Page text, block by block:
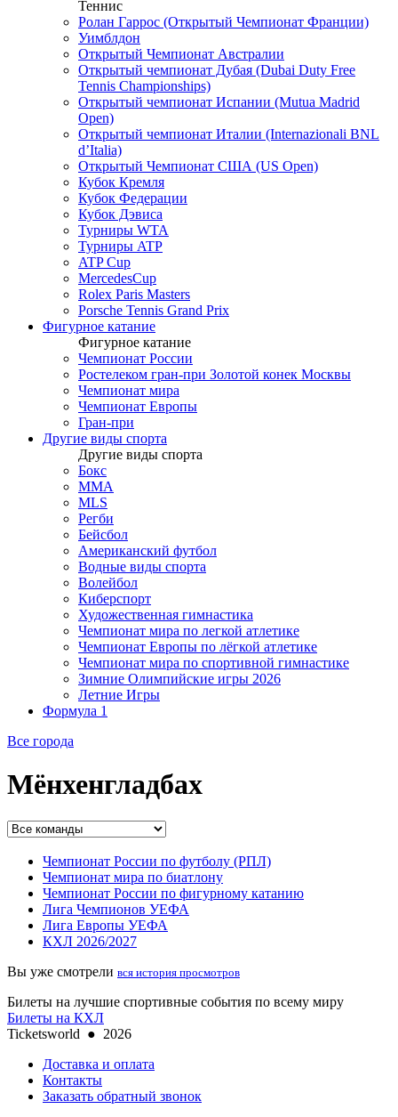
Теннис
Ролан Гаррос (Открытый Чемпионат Франции)
Уимблдон
Открытый Чемпионат Австралии
Открытый чемпионат Дубая (Dubai Duty Free
Tennis Championships)
Открытый чемпионат Испании (Mutua Madrid
Open)
Открытый чемпионат Италии (Internazionali BNL
d’Italia)
Открытый Чемпионат США (US Open)
Кубок Кремля
Кубок Федерации
Кубок Дэвиса
Турниры WTA
Турниры ATP
ATP Cup
MercedesCup
Rolex Paris Masters
Porsche Tennis Grand Prix
Фигурное катание
Фигурное катание
Чемпионат России
Ростелеком гран-при Золотой конек Москвы
Чемпионат мира
Чемпионат Европы
Гран-при
Другие виды спорта
Другие виды спорта
Бокс
MMA
MLS
Регби
Бейсбол
Американский футбол
Водные виды спорта
Волейбол
Киберспорт
Художественная гимнастика
Чемпионат мира по легкой атлетике
Чемпионат Европы по лёгкой атлетике
Чемпионат мира по спортивной гимнастике
Зимние Олимпийские игры 2026
Летние Игры
Формула 1
Все города
Мёнхенгладбах
Чемпионат России по футболу (РПЛ)
Чемпионат мира по биатлону
Чемпионат России по фигурному катанию
Лига Чемпионов УЕФА
Лига Европы УЕФА
КХЛ 2026/2027
Вы уже смотрели вся история просмотров
Билеты на лучшие спортивные события по всему миру
Билеты на КХЛ
Ticketsworld ● 2026
Доставка и оплата
Контакты
Заказать обратный звонок